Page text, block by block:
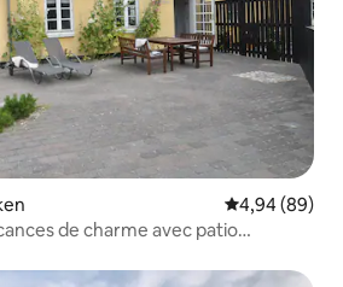
Évaluation
4,94 (89)
de charme avec patio